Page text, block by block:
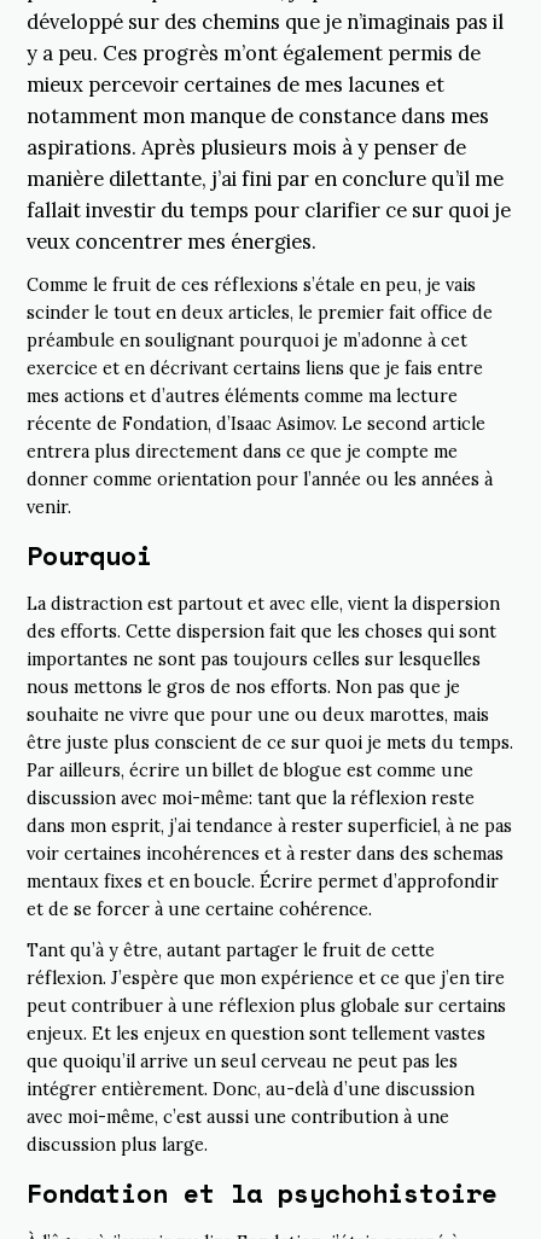
développé sur des chemins que je n’imaginais pas il
y a peu. Ces progrès m’ont également permis de
mieux percevoir certaines de mes lacunes et
notamment mon manque de constance dans mes
aspirations. Après plusieurs mois à y penser de
manière dilettante, j’ai fini par en conclure qu’il me
fallait investir du temps pour clarifier ce sur quoi je
veux concentrer mes énergies.
Comme le fruit de ces réflexions s’étale en peu, je vais
scinder le tout en deux articles, le premier fait office de
préambule en soulignant pourquoi je m’adonne à cet
exercice et en décrivant certains liens que je fais entre
mes actions et d’autres éléments comme ma lecture
récente de Fondation, d’Isaac Asimov. Le second article
entrera plus directement dans ce que je compte me
donner comme orientation pour l’année ou les années à
venir.
Pourquoi
La distraction est partout et avec elle, vient la dispersion
des efforts. Cette dispersion fait que les choses qui sont
importantes ne sont pas toujours celles sur lesquelles
nous mettons le gros de nos efforts. Non pas que je
souhaite ne vivre que pour une ou deux marottes, mais
être juste plus conscient de ce sur quoi je mets du temps.
Par ailleurs, écrire un billet de blogue est comme une
discussion avec moi-même: tant que la réflexion reste
dans mon esprit, j’ai tendance à rester superficiel, à ne pas
voir certaines incohérences et à rester dans des schemas
mentaux fixes et en boucle. Écrire permet d’approfondir
et de se forcer à une certaine cohérence.
Tant qu’à y être, autant partager le fruit de cette
réflexion. J’espère que mon expérience et ce que j’en tire
peut contribuer à une réflexion plus globale sur certains
enjeux. Et les enjeux en question sont tellement vastes
que quoiqu’il arrive un seul cerveau ne peut pas les
intégrer entièrement. Donc, au-delà d’une discussion
avec moi-même, c’est aussi une contribution à une
discussion plus large.
Fondation et la psychohistoire